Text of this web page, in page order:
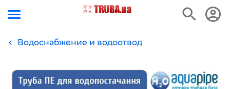
Водоснабжение и водоотвод